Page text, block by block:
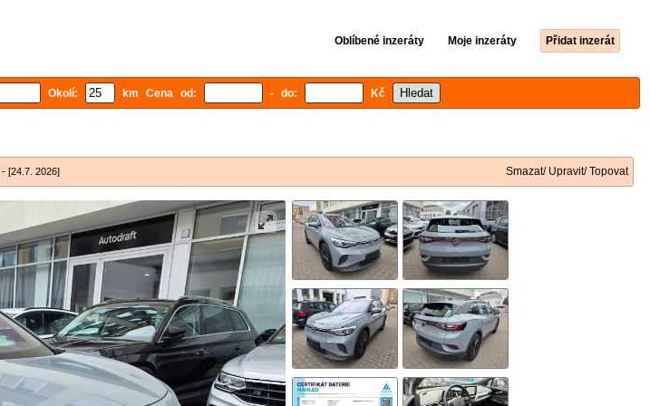
Oblíbené inzeráty Moje inzeráty Přidat inzerát
Okolí: km Cena od: - do: Kč
- [24.7. 2026] Smazat/ Upravit/ Topovat